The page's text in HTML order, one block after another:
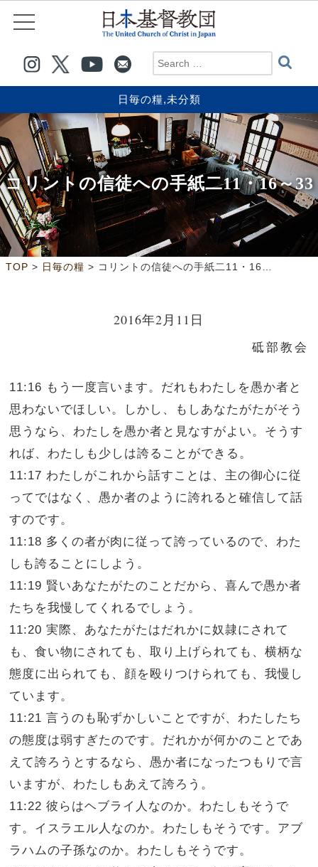
日毎の糧,未分類
コリントの信徒への手紙二11・16～33
TOP > 日毎の糧 > コリントの信徒への手紙二11・16～33
2016年2月11日
砥部教会
11:16 もう一度言います。だれもわたしを愚か者と
思わないでほしい。しかし、もしあなたがたがそう
思うなら、わたしを愚か者と見なすがよい。そうす
れば、わたしも少しは誇ることができる。
11:17 わたしがこれから話すことは、主の御心に従
ってではなく、愚か者のように誇れると確信して話
すのです。
11:18 多くの者が肉に従って誇っているので、わた
しも誇ることにしよう。
11:19 賢いあなたがたのことだから、喜んで愚か者
たちを我慢してくれるでしょう。
11:20 実際、あなたがたはだれかに奴隷にされて
も、食い物にされても、取り上げられても、横柄な
態度に出られても、顔を殴りつけられても、我慢し
ています。
11:21 言うのも恥ずかしいことですが、わたしたち
の態度は弱すぎたのです。だれかが何かのことであ
えて誇ろうとするなら、愚か者になったつもりで言
いますが、わたしもあえて誇ろう。
11:22 彼らはヘブライ人なのか。わたしもそうで
す。イスラエル人なのか。わたしもそうです。アブ
ラハムの子孫なのか。わたしもそうです。